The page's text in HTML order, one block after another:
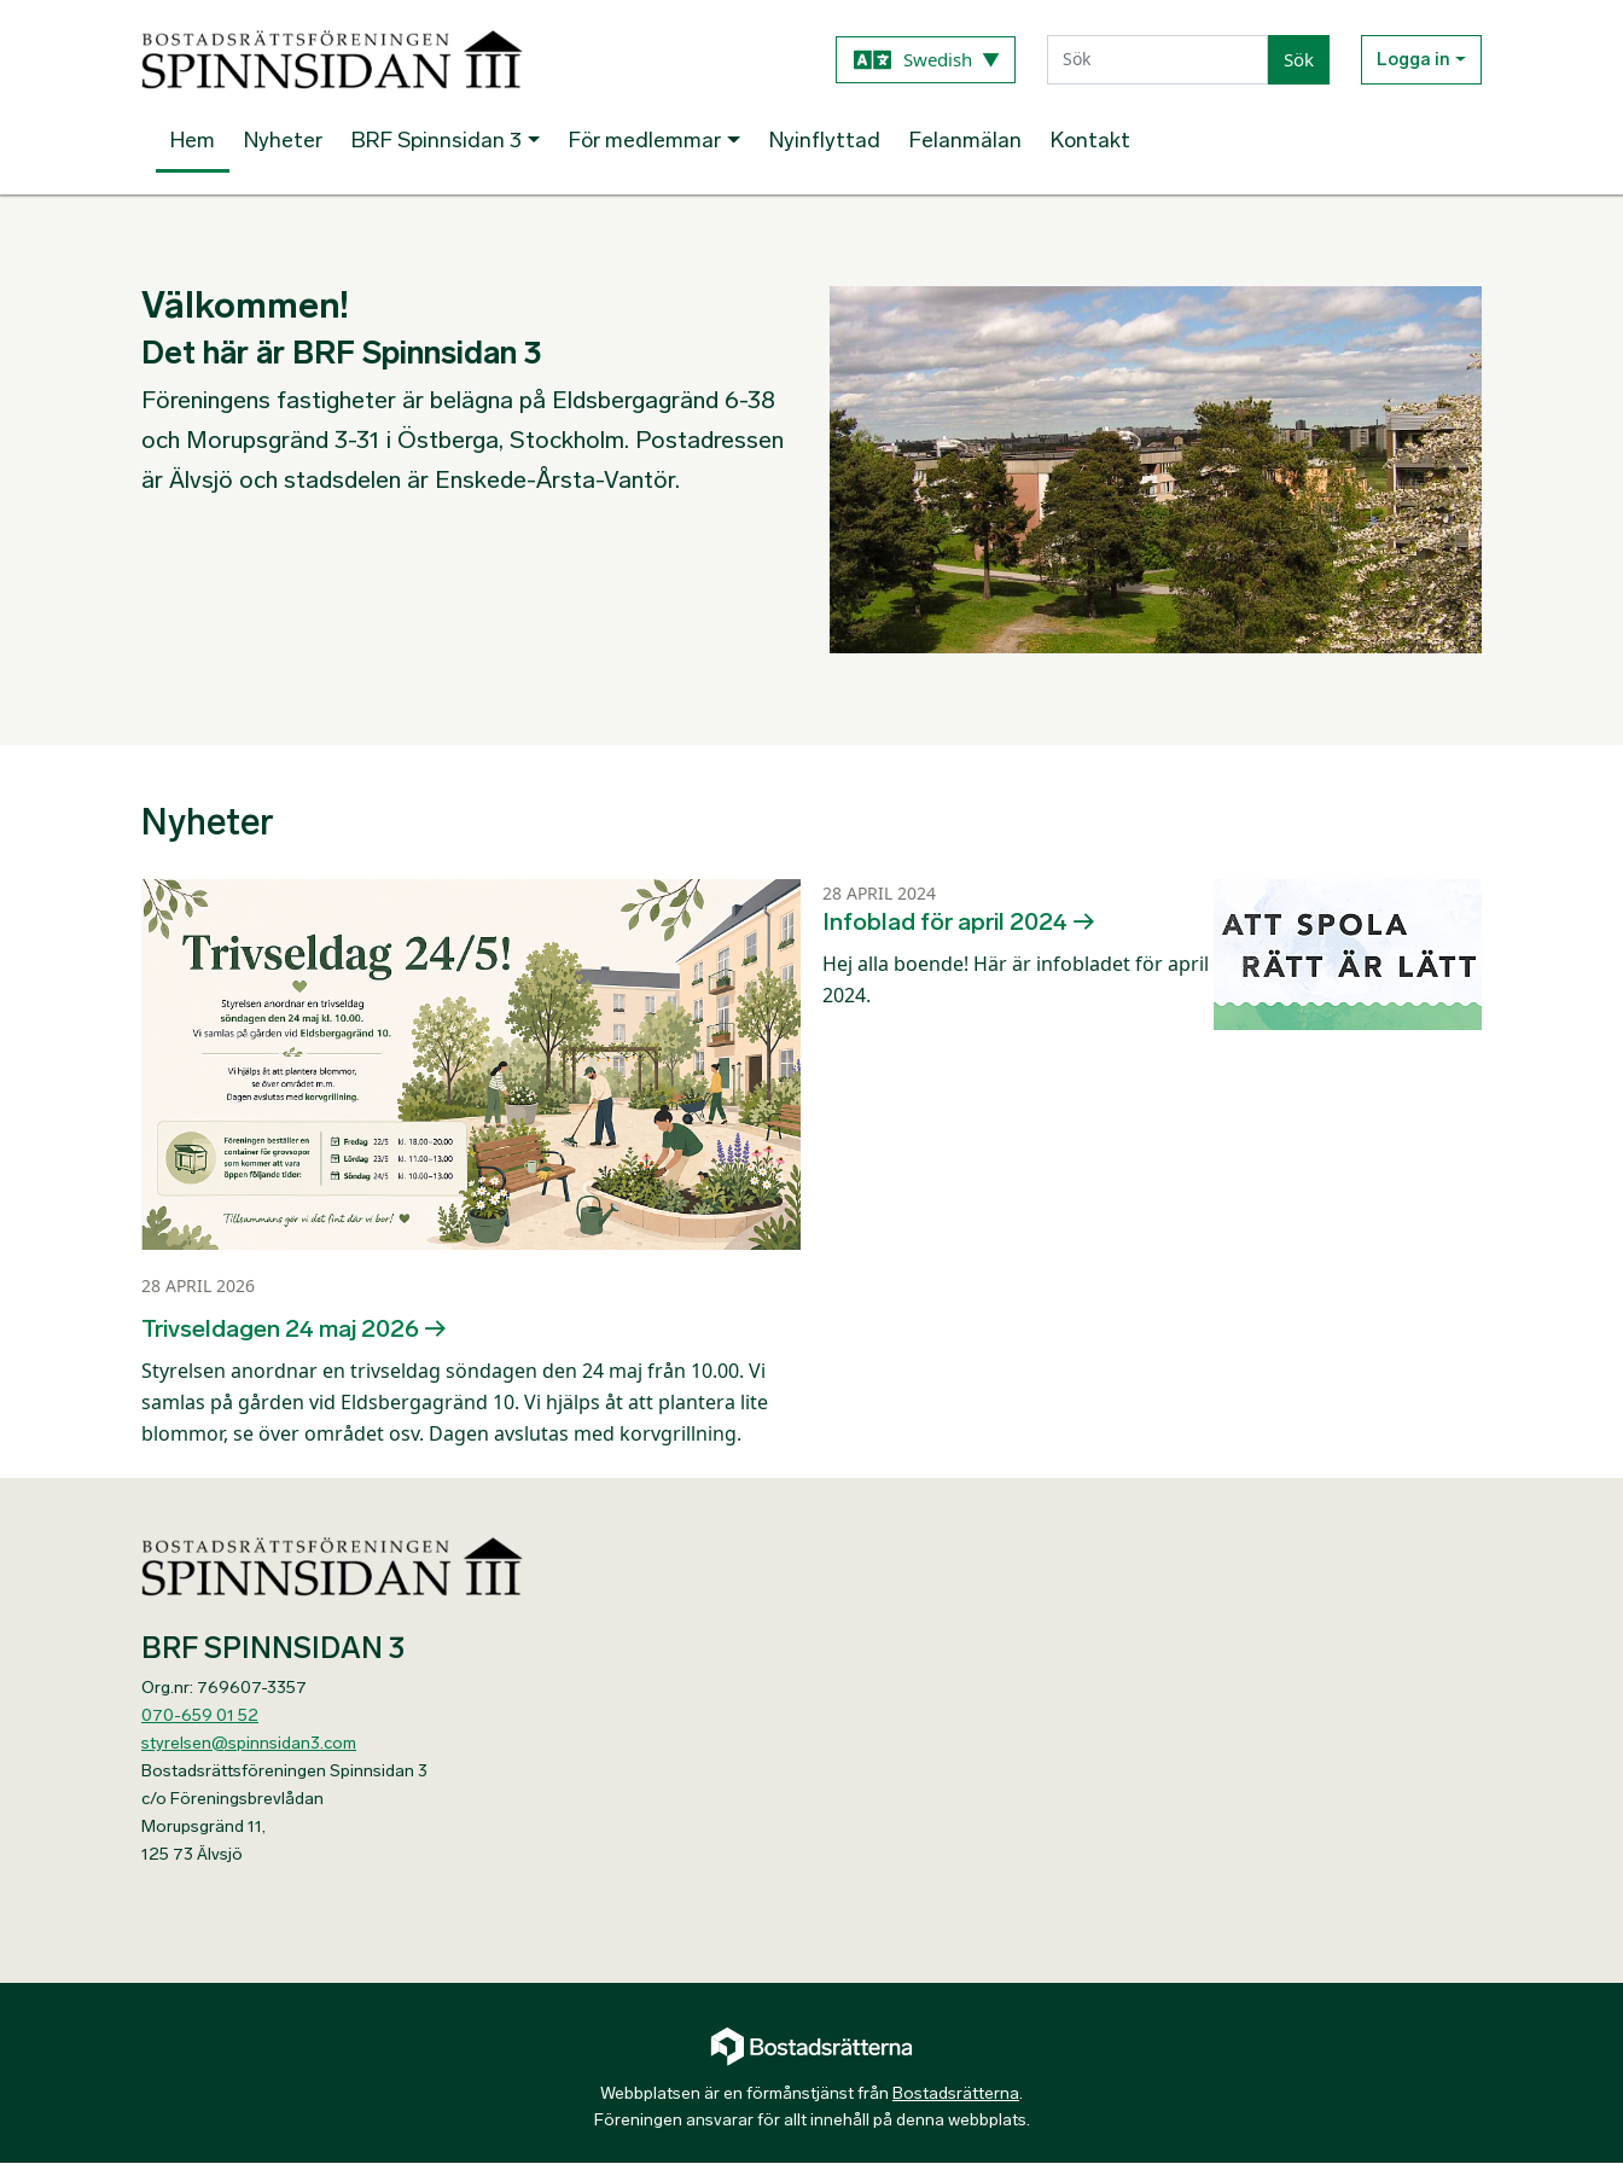
Swedish ▼ Sök Logga in
Hem Nyheter BRF Spinnsidan 3 För medlemmar Nyinflyttad Felanmälan Kontakt
Välkommen!
Det här är BRF Spinnsidan 3
Föreningens fastigheter är belägna på Eldsbergagränd 6-38
och Morupsgränd 3-31 i Östberga, Stockholm. Postadressen
är Älvsjö och stadsdelen är Enskede-Årsta-Vantör.
Nyheter
28 APRIL 2026
Trivseldagen 24 maj 2026
Styrelsen anordnar en trivseldag söndagen den 24 maj från 10.00. Vi
samlas på gården vid Eldsbergagränd 10. Vi hjälps åt att plantera lite
blommor, se över området osv. Dagen avslutas med korvgrillning.
28 APRIL 2024
Infoblad för april 2024
Hej alla boende! Här är infobladet för april
2024.
BRF SPINNSIDAN 3
Org.nr: 769607-3357
070-659 01 52
styrelsen@spinnsidan3.com
Bostadsrättsföreningen Spinnsidan 3
c/o Föreningsbrevlådan
Morupsgränd 11,
125 73 Älvsjö
Webbplatsen är en förmånstjänst från Bostadsrätterna.
Föreningen ansvarar för allt innehåll på denna webbplats.